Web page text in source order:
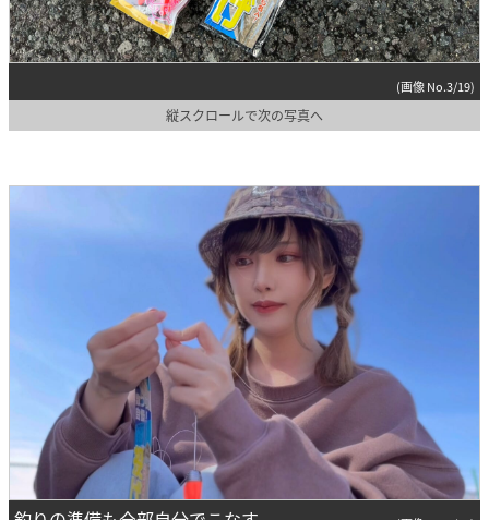
(画像 No.3/19)
縦スクロールで次の写真へ